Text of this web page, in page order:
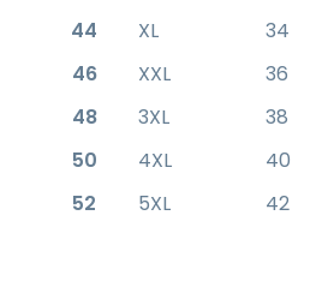
44
XL 34
46
XXL 36
48
3XL 38
50
4XL 40
52
5XL 42